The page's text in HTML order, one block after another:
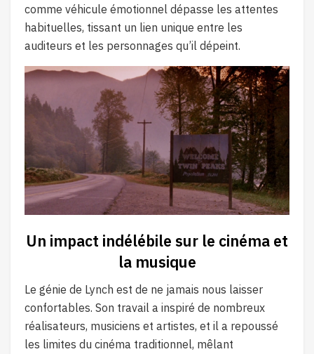
comme véhicule émotionnel dépasse les attentes
habituelles, tissant un lien unique entre les
auditeurs et les personnages qu’il dépeint.
Un impact indélébile sur le cinéma et
la musique
Le génie de Lynch est de ne jamais nous laisser
confortables. Son travail a inspiré de nombreux
réalisateurs, musiciens et artistes, et il a repoussé
les limites du cinéma traditionnel, mêlant